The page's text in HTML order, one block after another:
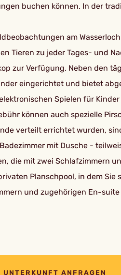
buchen können. In der
am
Tieren zu jeder Tages- und
zur Verfügung. Neben den
eingerichtet und bietet
Spielen für
können auch spezielle
verteilt errichtet wurden,
mit Dusche -
die mit zwei Schlafzimmern
Planschpool, in dem
und zugehörigen En-
UNTERKUNFT ANFRAGEN